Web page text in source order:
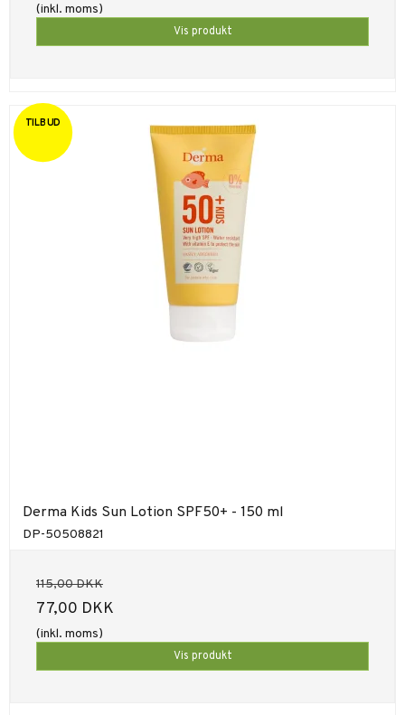
(inkl. moms)
Vis produkt
TILBUD
Derma Kids Sun Lotion SPF50+ - 150 ml
DP-50508821
115,00 DKK
77,00 DKK
(inkl. moms)
Vis produkt